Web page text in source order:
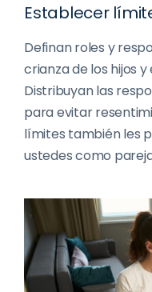
Establecer
Definan roles y
crianza de los hijos
Distribuyan las
para evitar
límites también les
ustedes como